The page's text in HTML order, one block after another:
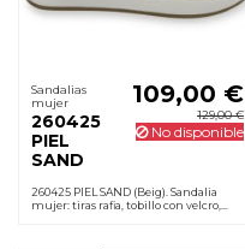
Sandalias
mujer
260425
PIEL
SAND
109,00 €
129,00 €
No disponible
260425 PIEL SAND (Beig). Sandalia
mujer: tiras rafia, tobillo con velcro,